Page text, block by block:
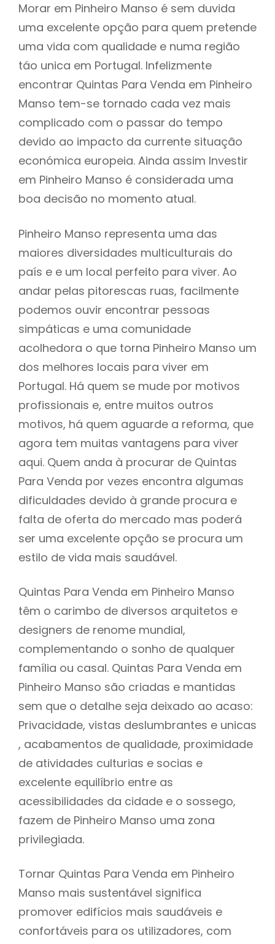
Morar em Pinheiro Manso é sem duvida
uma excelente opção para quem pretende
uma vida com qualidade e numa região
táo unica em Portugal. Infelizmente
encontrar Quintas Para Venda em Pinheiro
Manso tem-se tornado cada vez mais
complicado com o passar do tempo
devido ao impacto da currente situação
económica europeia. Ainda assim Investir
em Pinheiro Manso é considerada uma
boa decisão no momento atual.
Pinheiro Manso representa uma das
maiores diversidades multiculturais do
país e e um local perfeito para viver. Ao
andar pelas pitorescas ruas, facilmente
podemos ouvir encontrar pessoas
simpáticas e uma comunidade
acolhedora o que torna Pinheiro Manso um
dos melhores locais para viver em
Portugal. Há quem se mude por motivos
profissionais e, entre muitos outros
motivos, há quem aguarde a reforma, que
agora tem muitas vantagens para viver
aqui. Quem anda à procurar de Quintas
Para Venda por vezes encontra algumas
dificuldades devido à grande procura e
falta de oferta do mercado mas poderá
ser uma excelente opção se procura um
estilo de vida mais saudável.
Quintas Para Venda em Pinheiro Manso
têm o carimbo de diversos arquitetos e
designers de renome mundial,
complementando o sonho de qualquer
família ou casal. Quintas Para Venda em
Pinheiro Manso são criadas e mantidas
sem que o detalhe seja deixado ao acaso:
Privacidade, vistas deslumbrantes e unicas
, acabamentos de qualidade, proximidade
de atividades culturias e socias e
excelente equilíbrio entre as
acessibilidades da cidade e o sossego,
fazem de Pinheiro Manso uma zona
privilegiada.
Tornar Quintas Para Venda em Pinheiro
Manso mais sustentável significa
promover edifícios mais saudáveis e
confortáveis para os utilizadores, com